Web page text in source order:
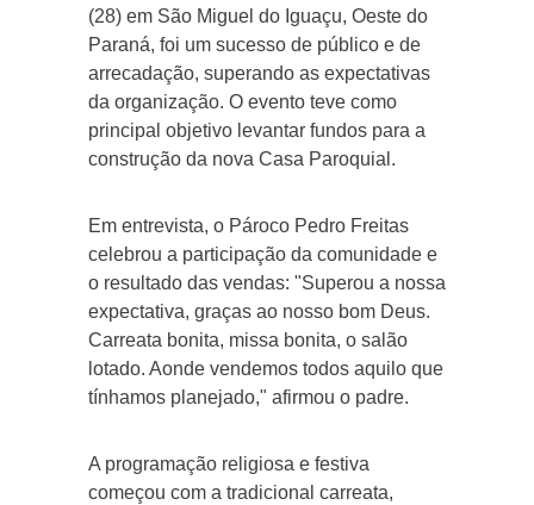
(28) em São Miguel do Iguaçu, Oeste do
Paraná, foi um sucesso de público e de
arrecadação, superando as expectativas
da organização. O evento teve como
principal objetivo levantar fundos para a
construção da nova Casa Paroquial.
Em entrevista, o Pároco Pedro Freitas
celebrou a participação da comunidade e
o resultado das vendas: "Superou a nossa
expectativa, graças ao nosso bom Deus.
Carreata bonita, missa bonita, o salão
lotado. Aonde vendemos todos aquilo que
tínhamos planejado," afirmou o padre.
A programação religiosa e festiva
começou com a tradicional carreata,